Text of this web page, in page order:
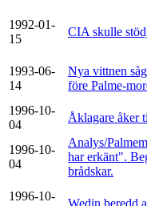
1992-01-
15
CIA skulle
1993-06-
14
Nya vittnen
före Palme-
1996-10-
04
Åklagare åker
1996-10-
04
Analys/
har erkänt".
brådskar.
1996-10-
Wedin beredd